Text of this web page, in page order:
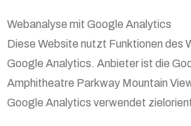
Webanalyse mit Google Analytics
Diese Website nutzt Funktionen des
Google Analytics. Anbieter ist die
Amphitheatre Parkway Mountain
Google Analytics verwendet